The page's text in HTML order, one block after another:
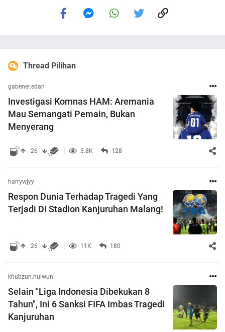
Thread Pilihan
gabener.edan
Investigasi Komnas HAM: Aremania
Mau Semangati Pemain, Bukan
Menyerang
26 3.8K 128
harrywjyy
Respon Dunia Terhadap Tragedi Yang
Terjadi Di Stadion Kanjuruhan Malang!
26 11K 180
khubzun.hulwun
Selain "Liga Indonesia Dibekukan 8
Tahun", Ini 6 Sanksi FIFA Imbas Tragedi
Kanjuruhan